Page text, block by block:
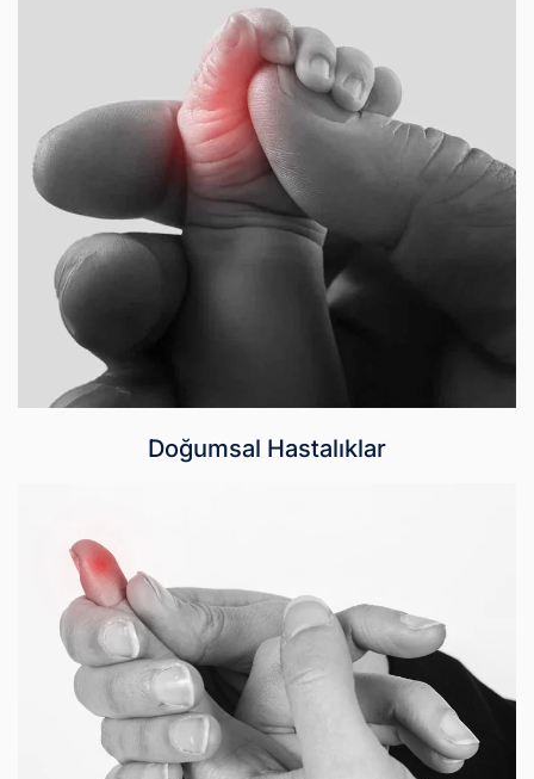
Doğumsal Hastalıklar